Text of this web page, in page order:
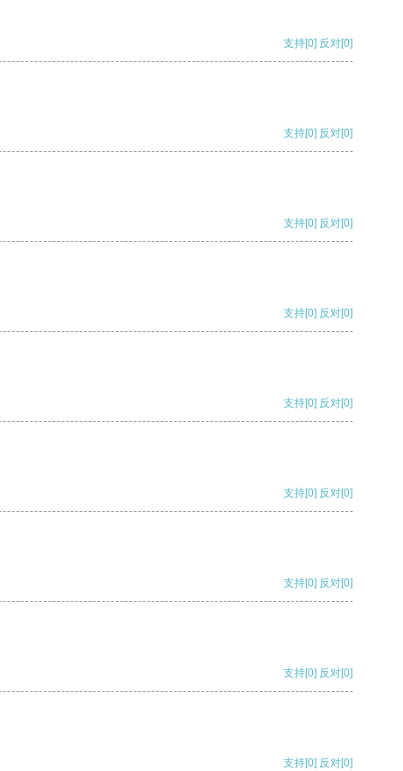
支持[0] 反对[0]
支持[0] 反对[0]
支持[0] 反对[0]
支持[0] 反对[0]
支持[0] 反对[0]
支持[0] 反对[0]
支持[0] 反对[0]
支持[0] 反对[0]
支持[0] 反对[0]